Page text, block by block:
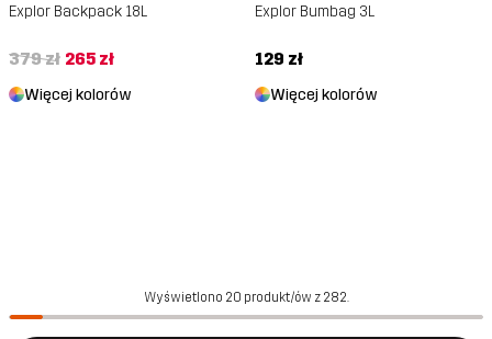
Explor Backpack 18L
379 zł 265 zł
Więcej kolorów
Explor Bumbag 3L
129 zł
Więcej kolorów
Wyświetlono 20 produkt/ów z 282.